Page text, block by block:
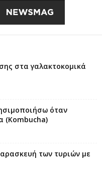
στα γαλακτοκομικά
όταν
(Kombucha)
των τυριών με